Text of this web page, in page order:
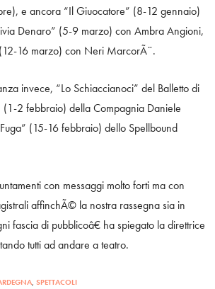
e ancora “Il Giuocatore” (8-12 gennaio)
Denaro” (5-9 marzo) con Ambra Angioni,
16 marzo) con Neri MarcorÃ¨.
invece, “Lo Schiaccianoci” del Balletto di
(1-2 febbraio) della Compagnia Daniele
(15-16 febbraio) dello Spellbound
con messaggi molto forti ma con
affinchÃ© la nostra rassegna sia in
fascia di pubblicoâ€ ha spiegato la direttrice
tutti ad andare a teatro.
, SPETTACOLI